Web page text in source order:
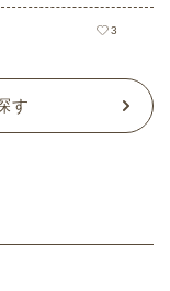
3
す